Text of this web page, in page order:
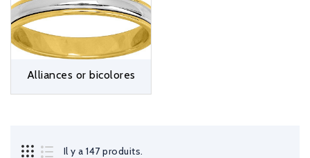
Alliances or bicolores
Il y a 147 produits.